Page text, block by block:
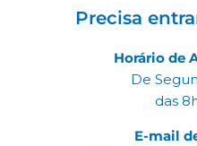
Precisa
Horário de
De
das
E-mail